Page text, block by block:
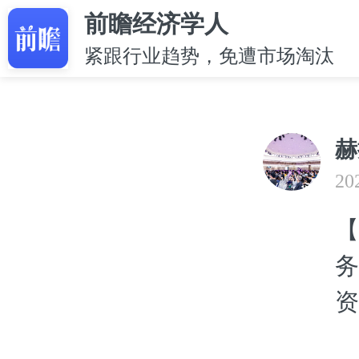
前瞻经济学人
紧跟行业趋势，免遭市场淘汰